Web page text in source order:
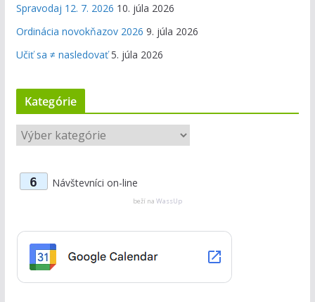
Spravodaj 12. 7. 2026 10. júla 2026
Ordinácia novokňazov 2026 9. júla 2026
Učiť sa ≠ nasledovať 5. júla 2026
Kategórie
K
a
r
6 Návštevníci on-line
beží na WassUp